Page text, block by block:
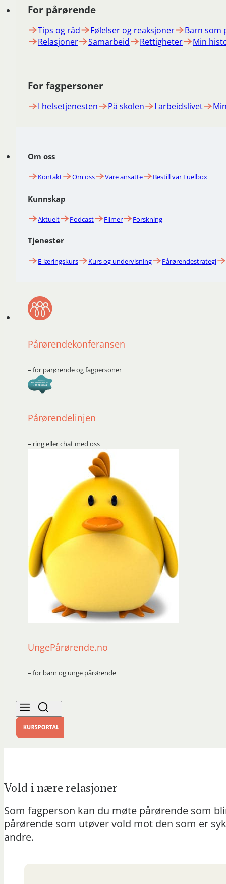
For pårørende
Tips og råd Følelser og reaksjoner
Barn som
Relasjoner
Samarbeid Rettigheter Min
For fagpersoner
I helsetjenesten På skolen I arbeidslivet
Om oss
Kontakt Om oss Våre ansatte Bestill vår Fuelbox
Kunnskap
Aktuelt Podcast Filmer Forskning
Tjenester
E-læringskurs Kurs og undervisning Pårørendestrategi
Pårørendekonferansen
– for pårørende og fagpersoner
Pårørendelinjen
– ring eller chat med oss
UngePårørende.no
– for barn og unge pårørende
Vold i nære relasjoner
Som fagperson kan du møte pårørende som
pårørende som utøver vold mot den som er
andre.